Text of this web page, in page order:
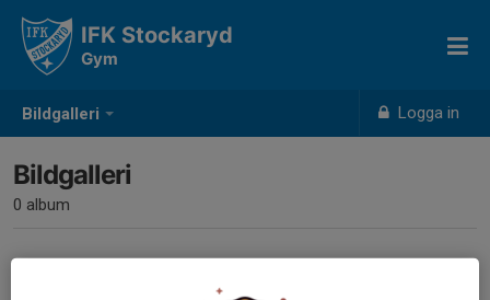
Bildgalleri Logga in
IFK Stockaryd
Gym
Bildgalleri
0 album